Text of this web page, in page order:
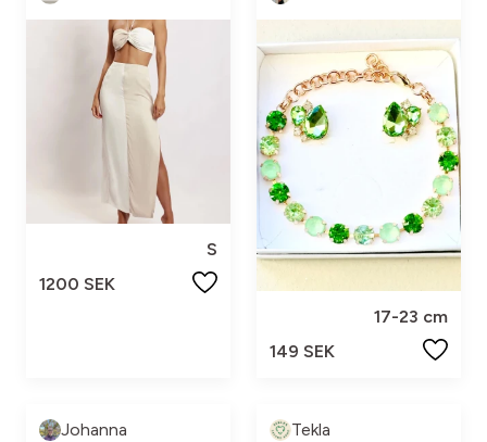
S
1200 SEK
17-23 cm
149 SEK
Johanna Tekla